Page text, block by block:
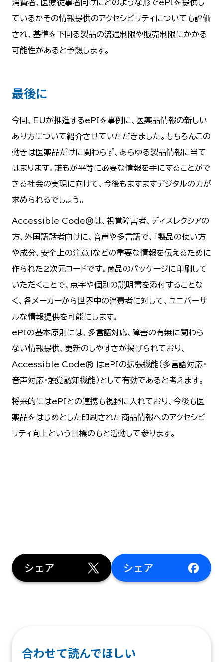
消費者、医療従事者向けにどのような形でePIを提供し
ているかその情報提供のアクセシビリティについても評価
され、基準を下回る製品の流通制限や販売制限にかかる
可能性があると予想します。
最後に
今回、EUが推進するePIを事例に、医薬品情報の新しい
あり方について紹介させていただきました。もちろんこの
動きは医薬品だけに関わらず、あらゆる製品情報に当て
はまります。誰もが平等に必要な情報を手にすることがで
きる社会の実現に向けて、今後もますますデジタルの力が
求められるでしょう。
Accessible Code®は、視覚障害者、ディスレクシアの
方、外国語話者向けに、音声や多言語で、「製品の使い方
や成分、安全上の注意」などの重要な情報を伝えるために
作られた2次元コードです。商品のパッケージに印刷して
いただくことで、点字や個別の説明書を添付することな
く、各メーカーから世界中の消費者に対して、ユニバーサ
ルな情報提供を可能にします。
ePIの基本原則には、多言語対応、障害の有無に関わら
ない情報提供、更新のしやすさが掲げられており、
Accessible Code® はePIの拡張機能（多言語対応・
音声対応・触覚認知機能）として有効であると考えます。
将来的にはePIとの連携も視野に入れており、今後も医
薬品をはじめとした印刷された商品情報へのアクセシビ
リティ向上という目標のもと活動して参ります。
合わせて読んでほしい
シェア シェア